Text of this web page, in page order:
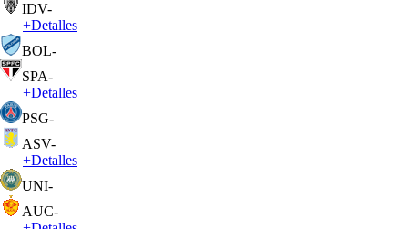
IDV-
+Detalles
BOL-
SPA-
+Detalles
PSG-
ASV-
+Detalles
UNI-
AUC-